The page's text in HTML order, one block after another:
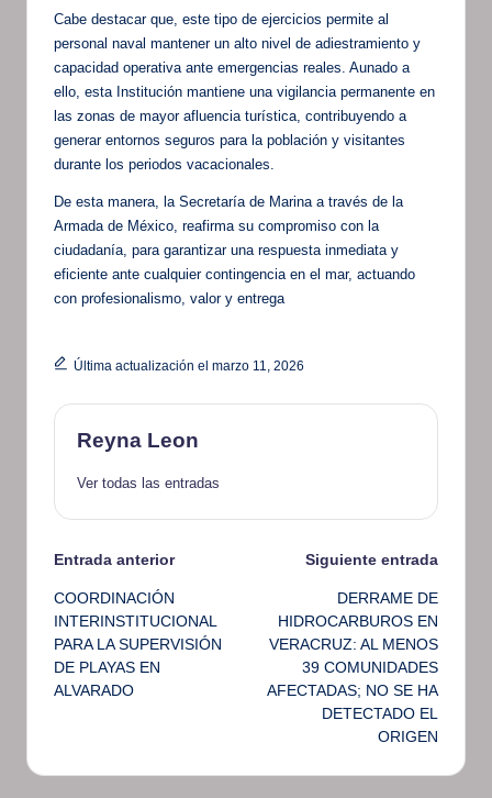
Cabe destacar que, este tipo de ejercicios permite al
personal naval mantener un alto nivel de adiestramiento y
capacidad operativa ante emergencias reales. Aunado a
ello, esta Institución mantiene una vigilancia permanente en
las zonas de mayor afluencia turística, contribuyendo a
generar entornos seguros para la población y visitantes
durante los periodos vacacionales.
De esta manera, la Secretaría de Marina a través de la
Armada de México, reafirma su compromiso con la
ciudadanía, para garantizar una respuesta inmediata y
eficiente ante cualquier contingencia en el mar, actuando
con profesionalismo, valor y entrega
Última actualización el marzo 11, 2026
Reyna Leon
Ver todas las entradas
Navegación
de
entradas
Entrada anterior
COORDINACIÓN
INTERINSTITUCIONAL
PARA LA SUPERVISIÓN
DE PLAYAS EN
ALVARADO
Siguiente entrada
DERRAME DE
HIDROCARBUROS EN
VERACRUZ: AL MENOS
39 COMUNIDADES
AFECTADAS; NO SE HA
DETECTADO EL
ORIGEN